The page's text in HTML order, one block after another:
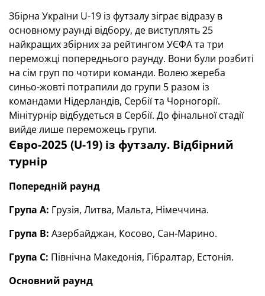
Збірна України U-19 із футзалу зіграє відразу в
основному раунді відбору, де виступлять 25
найкращих збірних за рейтингом УЄФА та три
переможці попереднього раунду. Вони були розбиті
на сім груп по чотири команди. Волею жереба
синьо-жовті потрапили до групи 5 разом із
командами Нідерландів, Сербії та Чорногорії.
Мінітурнір відбудеться в Сербії. До фінальної стадії
вийде лише переможець групи.
Євро-2025 (U-19) із футзалу. Відбірний
турнір
Попередній раунд
Група А: Грузія, Литва, Мальта, Німеччина.
Група В: Азербайджан, Косово, Сан-Марино.
Група С: Північна Македонія, Гібралтар, Естонія.
Основний раунд